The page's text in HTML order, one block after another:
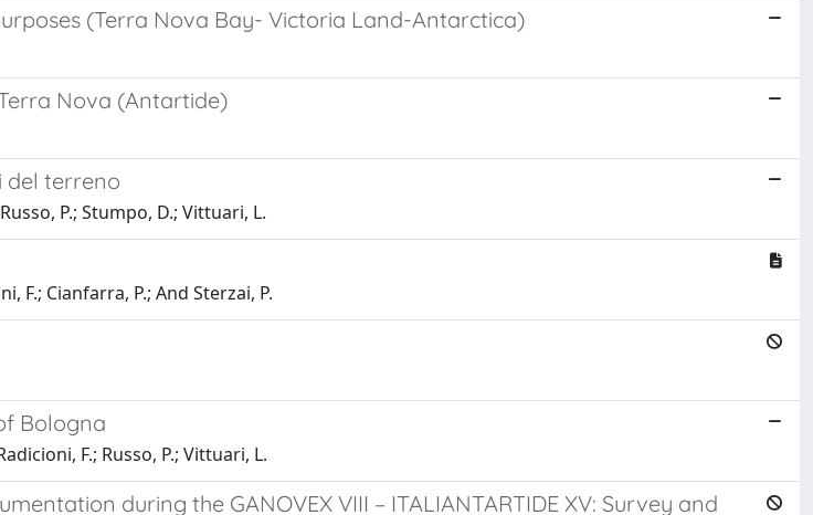
(Terra Nova Bay- Victoria Land-Antarctica)
Nova (Antartide)
del terreno
P.; Stumpo, D.; Vittuari, L.
F.; Cianfarra, P.; And Sterzai, P.
Bologna
F.; Russo, P.; Vittuari, L.
during the GANOVEX VIII – ITALIANTARTIDE XV: Survey and